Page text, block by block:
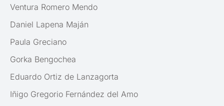
Ventura Romero Mendo
Daniel Lapena Maján
Paula Greciano
Gorka Bengochea
Eduardo Ortiz de Lanzagorta
Iñigo Gregorio Fernández del Amo